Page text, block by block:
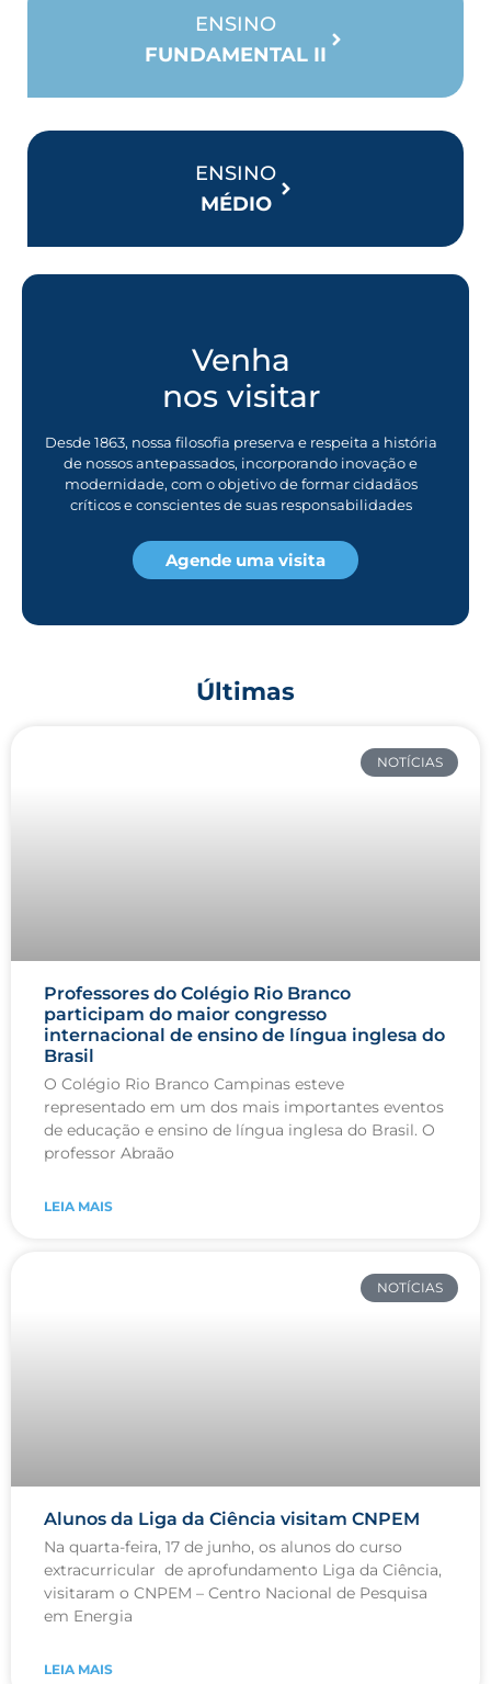
ENSINO
FUNDAMENTAL II
ENSINO
MÉDIO
Venha
nos visitar
Desde 1863, nossa filosofia preserva e respeita a história
de nossos antepassados, incorporando inovação e
modernidade, com o objetivo de formar cidadãos
críticos e conscientes de suas responsabilidades
Agende uma visita
Últimas
NOTÍCIAS
Professores do Colégio Rio Branco
participam do maior congresso
internacional de ensino de língua inglesa do
Brasil
O Colégio Rio Branco Campinas esteve
representado em um dos mais importantes eventos
de educação e ensino de língua inglesa do Brasil. O
professor Abraão
LEIA MAIS
NOTÍCIAS
Alunos da Liga da Ciência visitam CNPEM
Na quarta-feira, 17 de junho, os alunos do curso
extracurricular de aprofundamento Liga da Ciência,
visitaram o CNPEM – Centro Nacional de Pesquisa
em Energia
LEIA MAIS